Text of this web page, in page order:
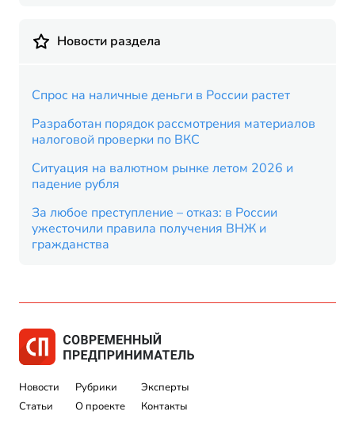
Новости раздела
Спрос на наличные деньги в России растет
Разработан порядок рассмотрения материалов
налоговой проверки по ВКС
Ситуация на валютном рынке летом 2026 и
падение рубля
За любое преступление – отказ: в России
ужесточили правила получения ВНЖ и
гражданства
Новости
Статьи
Рубрики
О проекте
Эксперты
Контакты